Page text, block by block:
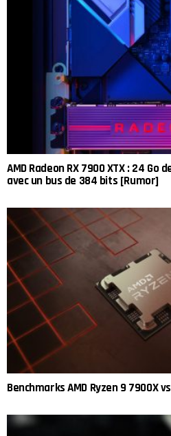
AMD Radeon RX 7900 XTX : 24 Go
avec un bus de 384 bits [Rumor]
Benchmarks AMD Ryzen 9 7900X